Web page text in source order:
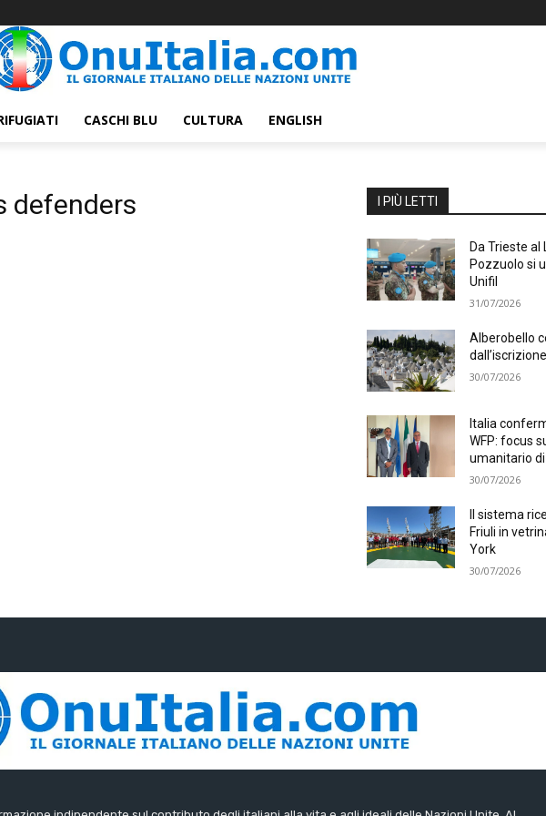
CASCHI BLU CULTURA ENGLISH
defenders I PIÙ LETTI
Da Trieste al
Pozzuolo si
Unifil
31/07/2026
Alberobello
30/07/2026
Italia
WFP: focus
umanitario
30/07/2026
Il sistema
Friuli in
York
30/07/2026